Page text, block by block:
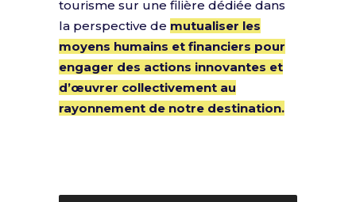
tourisme sur une filière dédiée dans
la perspective de mutualiser les
moyens humains et financiers pour
engager des actions innovantes et
d’œuvrer collectivement au
rayonnement de notre destination.